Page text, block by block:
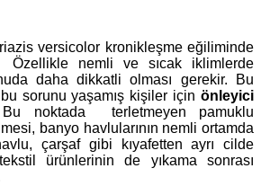
versicolor kronikleşme eğiliminde
Özellikle nemli ve sıcak iklimlerde
daha dikkatli olması gerekir. Bu
sorunu yaşamış kişiler için önleyici
noktada terletmeyen pamuklu
banyo havlularının nemli ortamda
çarşaf gibi kıyafetten ayrı cilde
ürünlerinin de yıkama sonrası